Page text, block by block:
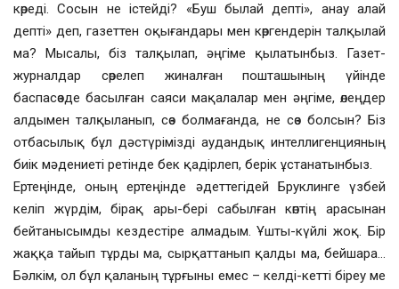
көреді. Сосын не істейді? «Буш былай депті», анау алай
депті» деп, газеттен оқығандары мен көргендерін талқылай
ма? Мысалы, біз талқылап, әңгіме қылатынбыз. Газет-
журналдар сөрелеп жиналған пошташының үйінде
баспасөзде басылған саяси мақалалар мен әңгіме, өлеңдер
алдымен талқыланып, сөз болмағанда, не сөз болсын? Біз
отбасылық бұл дәстүрімізді аудандық интеллигенцияның
биік мәдениеті ретінде бек қадірлеп, берік ұстанатынбыз.
Ертеңінде, оның ертеңінде әдеттегідей Бруклинге үзбей
келіп жүрдім, бірақ ары-бері сабылған көптің арасынан
бейтанысымды кездестіре алмадым. Ұшты-күйлі жоқ. Бір
жаққа тайып тұрды ма, сырқаттанып қалды ма, бейшара…
Бәлкім, ол бұл қаланың тұрғыны емес – келді-кетті біреу ме